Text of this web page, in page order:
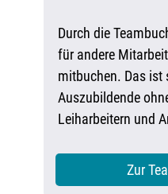
Durch die
für andere
mitbuchen. Das ist
Auszubildende
Leiharbeitern und
Zur